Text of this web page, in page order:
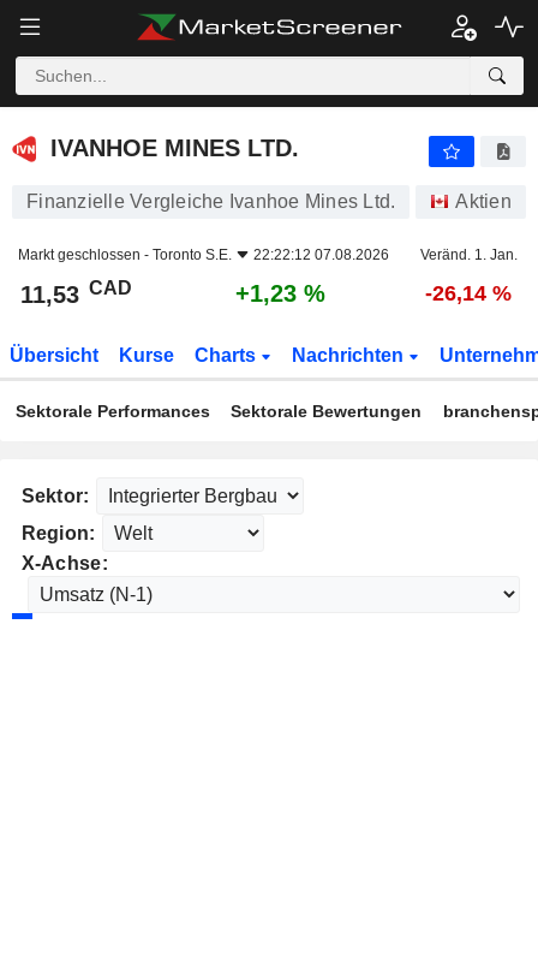
IVANHOE MINES LTD.
IVANHOE MINES LTD.
Finanzielle Vergleiche Ivanhoe Mines Ltd. Aktien
Markt geschlossen - Toronto S.E. 22:22:12 07.08.2026 Veränd. 1. Jan.
11,53 CAD +1,23 % -26,14 %
Übersicht Kurse Charts Nachrichten
Sektorale Performances Sektorale Bewertungen
Sektor:
Region:
X-Achse: